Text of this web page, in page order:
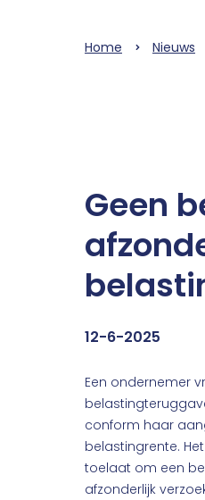
Home Nieuws
Geen
12-6-2025
Een ondernemer
conform haar
belastingrente.
toelaat om een
afzonderlijk